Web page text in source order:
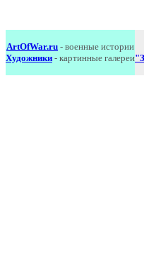
ArtOfWar.ru - военные истории
Художники - картинные галереи